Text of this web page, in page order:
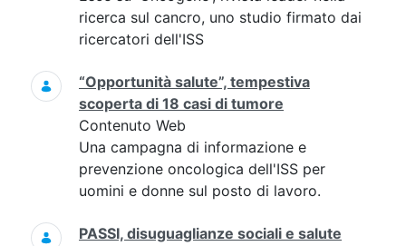
ricerca sul cancro, uno studio firmato dai
ricercatori dell'ISS
“Opportunità salute”, tempestiva
scoperta di 18 casi di tumore
Contenuto Web
Una campagna di informazione e
prevenzione oncologica dell'ISS per
uomini e donne sul posto di lavoro.
PASSI, disuguaglianze sociali e salute